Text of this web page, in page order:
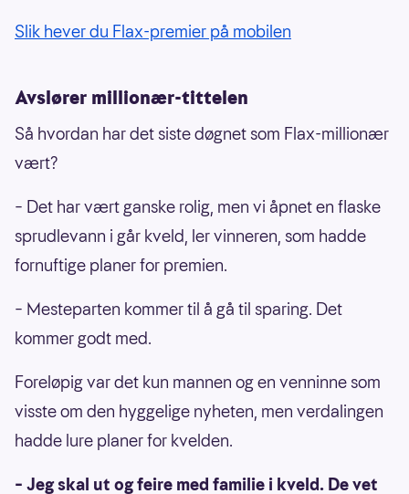
Slik hever du Flax-premier på mobilen
Avslører millionær-tittelen
Så hvordan har det siste døgnet som Flax-millionær
vært?
– Det har vært ganske rolig, men vi åpnet en flaske
sprudlevann i går kveld, ler vinneren, som hadde
fornuftige planer for premien.
– Mesteparten kommer til å gå til sparing. Det
kommer godt med.
Foreløpig var det kun mannen og en venninne som
visste om den hyggelige nyheten, men verdalingen
hadde lure planer for kvelden.
– Jeg skal ut og feire med familie i kveld. De vet